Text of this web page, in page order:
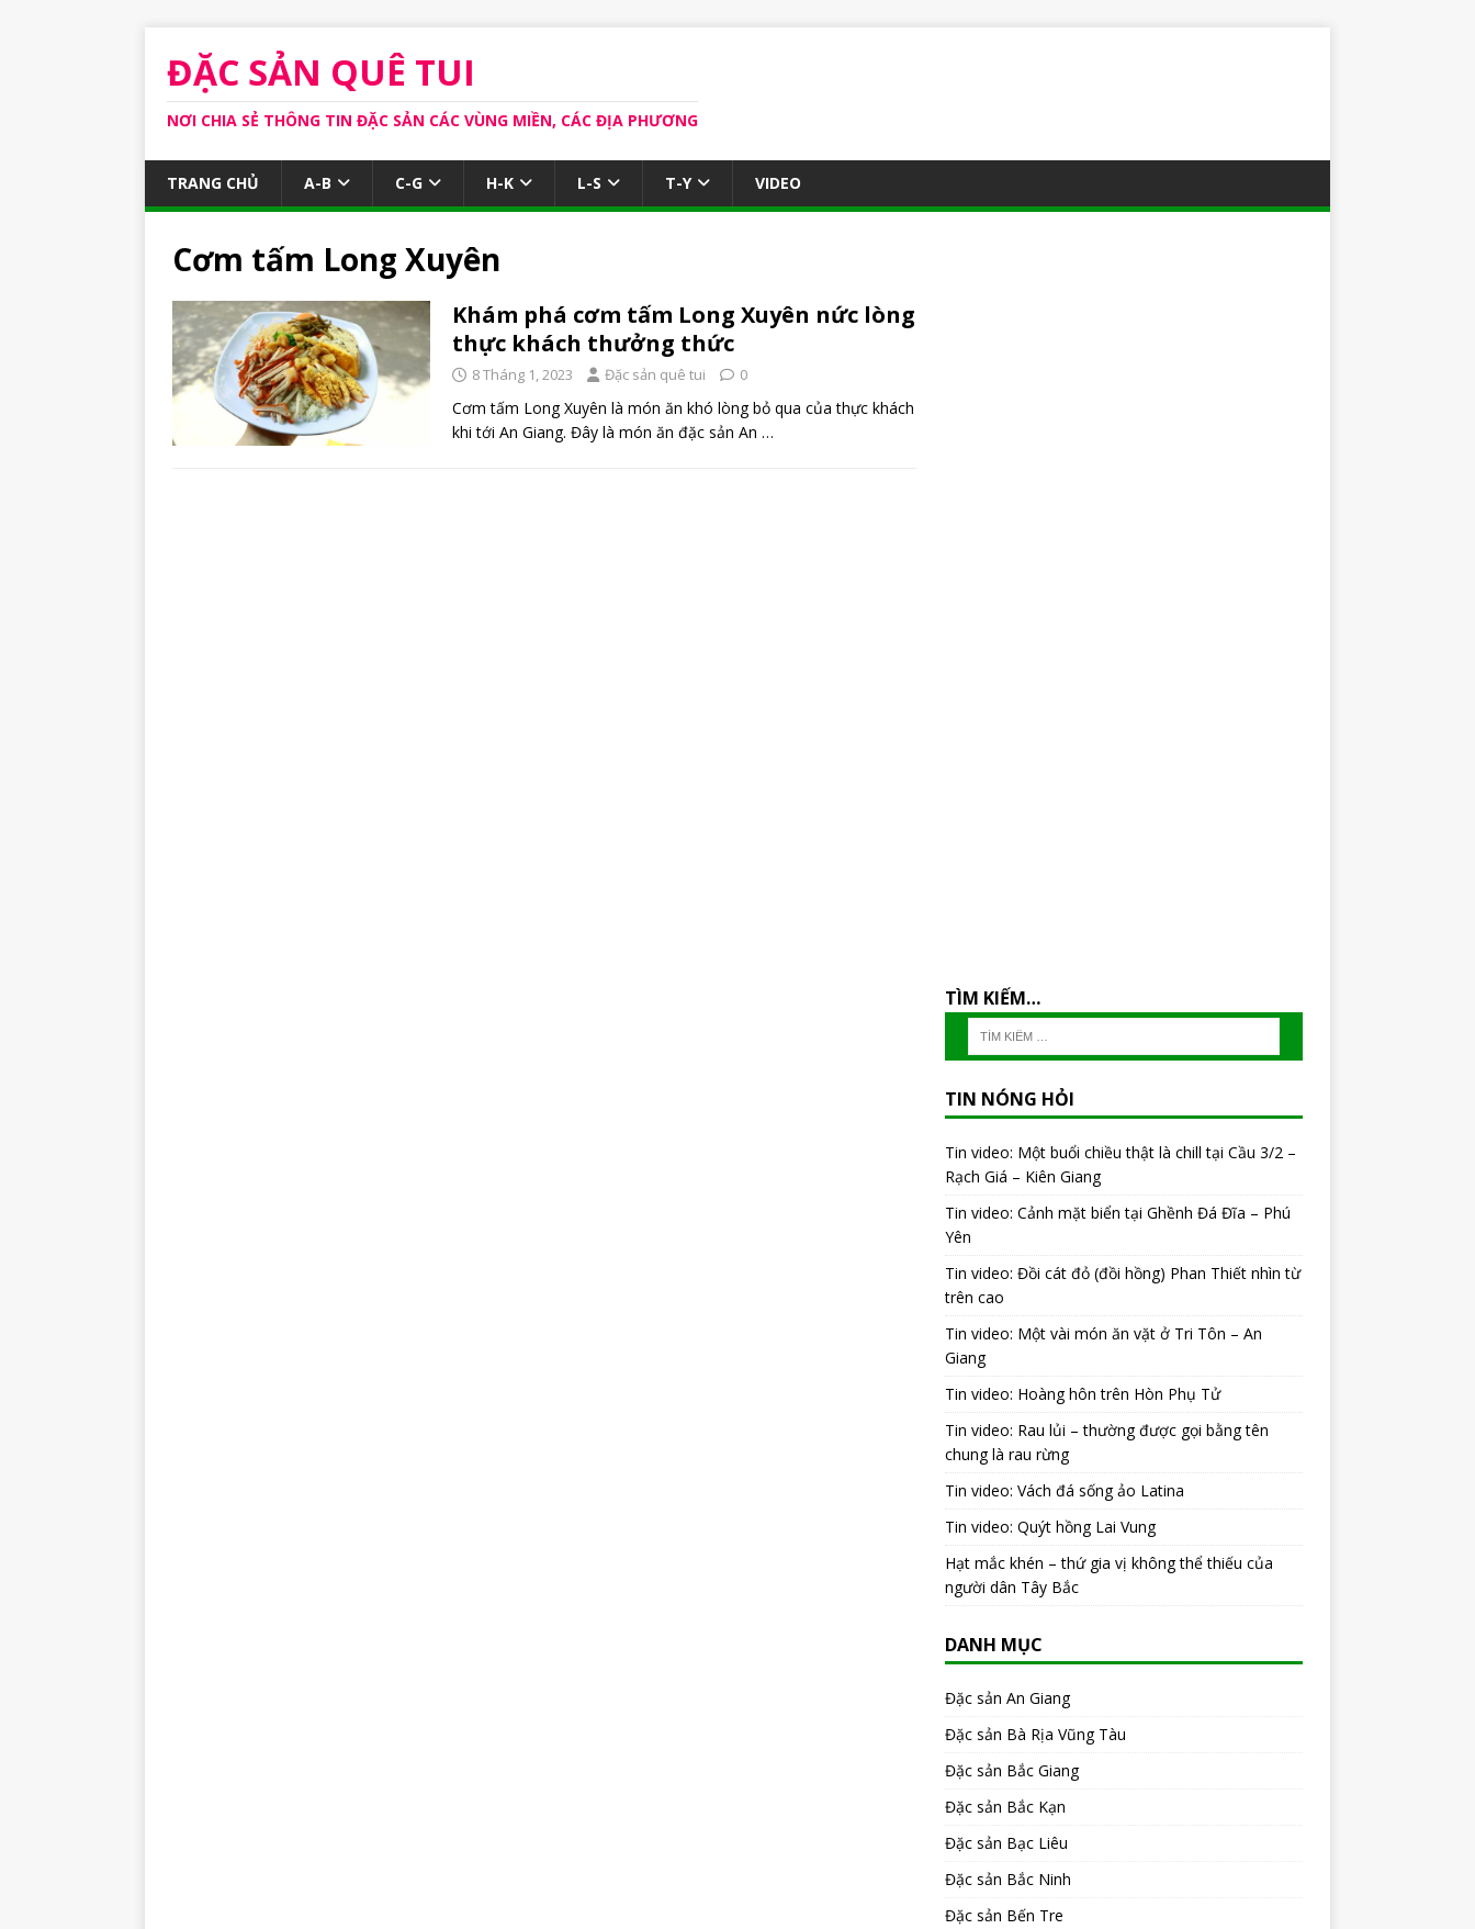
ĐẶC SẢN QUÊ TUI
NƠI CHIA SẺ THÔNG TIN ĐẶC SẢN CÁC VÙNG MIỀN, CÁC ĐỊA PHƯƠNG
TRANG CHỦ A-B C-G H-K L-S T-Y VIDEO
Cơm tấm Long Xuyên
Khám phá cơm tấm Long Xuyên nức lòng
thực khách thưởng thức
8 Tháng 1, 2023 Đặc sản quê tui 0
Cơm tấm Long Xuyên là món ăn khó lòng bỏ qua của thực khách
khi tới An Giang. Đây là món ăn đặc sản An …
TÌM KIẾM…
TIN NÓNG HỎI
Tin video: Một buổi chiều thật là chill tại Cầu 3/2 –
Rạch Giá – Kiên Giang
Tin video: Cảnh mặt biển tại Ghềnh Đá Đĩa – Phú
Yên
Tin video: Đồi cát đỏ (đồi hồng) Phan Thiết nhìn từ
trên cao
Tin video: Một vài món ăn vặt ở Tri Tôn – An
Giang
Tin video: Hoàng hôn trên Hòn Phụ Tử
Tin video: Rau lủi – thường được gọi bằng tên
chung là rau rừng
Tin video: Vách đá sống ảo Latina
Tin video: Quýt hồng Lai Vung
Hạt mắc khén – thứ gia vị không thể thiếu của
người dân Tây Bắc
DANH MỤC
Đặc sản An Giang
Đặc sản Bà Rịa Vũng Tàu
Đặc sản Bắc Giang
Đặc sản Bắc Kạn
Đặc sản Bạc Liêu
Đặc sản Bắc Ninh
Đặc sản Bến Tre